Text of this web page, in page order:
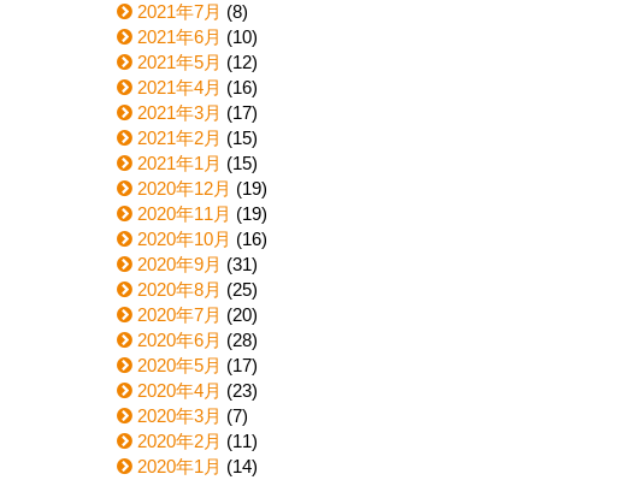
2021年7月 (8)
2021年6月 (10)
2021年5月 (12)
2021年4月 (16)
2021年3月 (17)
2021年2月 (15)
2021年1月 (15)
2020年12月 (19)
2020年11月 (19)
2020年10月 (16)
2020年9月 (31)
2020年8月 (25)
2020年7月 (20)
2020年6月 (28)
2020年5月 (17)
2020年4月 (23)
2020年3月 (7)
2020年2月 (11)
2020年1月 (14)